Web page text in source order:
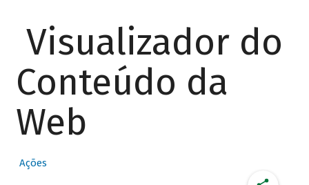
Visualizador do
Conteúdo da
Web
Ações